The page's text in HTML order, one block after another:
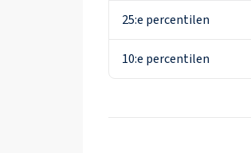
25:e percentilen
10:e percentilen